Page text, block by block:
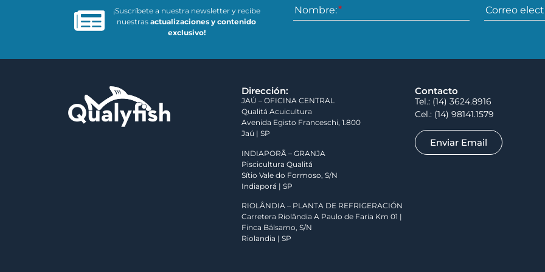
¡Suscríbete a nuestra newsletter y recibe
nuestrasactualizaciones y contenido
exclusivo!
Nombre: Correo
Dirección:
JAÚ – OFICINA CENTRAL
Qualitá Acuicultura
Avenida Egisto Franceschi, 1.800
Jaú | SP
INDIAPORÃ – GRANJA
Piscicultura Qualitá
Sítio Vale do Formoso, S/N
Indiaporá | SP
RIOLÂNDIA – PLANTA DE REFRIGERACIÓN
Carretera Riolândia A Paulo de Faria Km 01 |
Finca Bálsamo, S/N
Riolandia | SP
Contacto
Tel.: (14) 3624.8916
Cel.: (14) 98141.1579
Enviar Email